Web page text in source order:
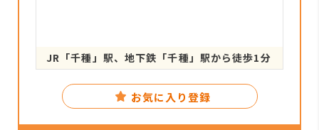
JR「千種」駅、地下鉄「千種」駅から徒歩1分
お気に入り登録